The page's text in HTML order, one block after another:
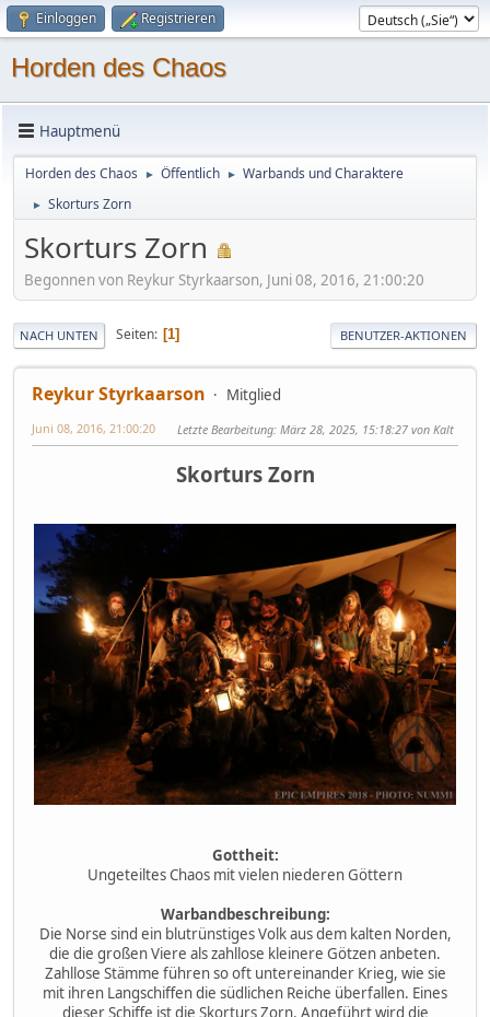
Einloggen Registrieren
Horden des Chaos
Hauptmenü
Horden des Chaos ► Öffentlich ► Warbands und Charaktere
► Skorturs Zorn
Skorturs Zorn
Begonnen von Reykur Styrkaarson, Juni 08, 2016, 21:00:20
NACH UNTEN Seiten 1 BENUTZER-AKTIONEN
Reykur Styrkaarson Mitglied
Juni 08, 2016, 21:00:20 Letzte Bearbeitung: März 28, 2025, 15:18:27 von Kalt
Skorturs Zorn
Gottheit:
Ungeteiltes Chaos mit vielen niederen Göttern
Warbandbeschreibung:
Die Norse sind ein blutrünstiges Volk aus dem kalten Norden,
die die großen Viere als zahllose kleinere Götzen anbeten.
Zahllose Stämme führen so oft untereinander Krieg, wie sie
mit ihren Langschiffen die südlichen Reiche überfallen. Eines
dieser Schiffe ist die Skorturs Zorn. Angeführt wird die